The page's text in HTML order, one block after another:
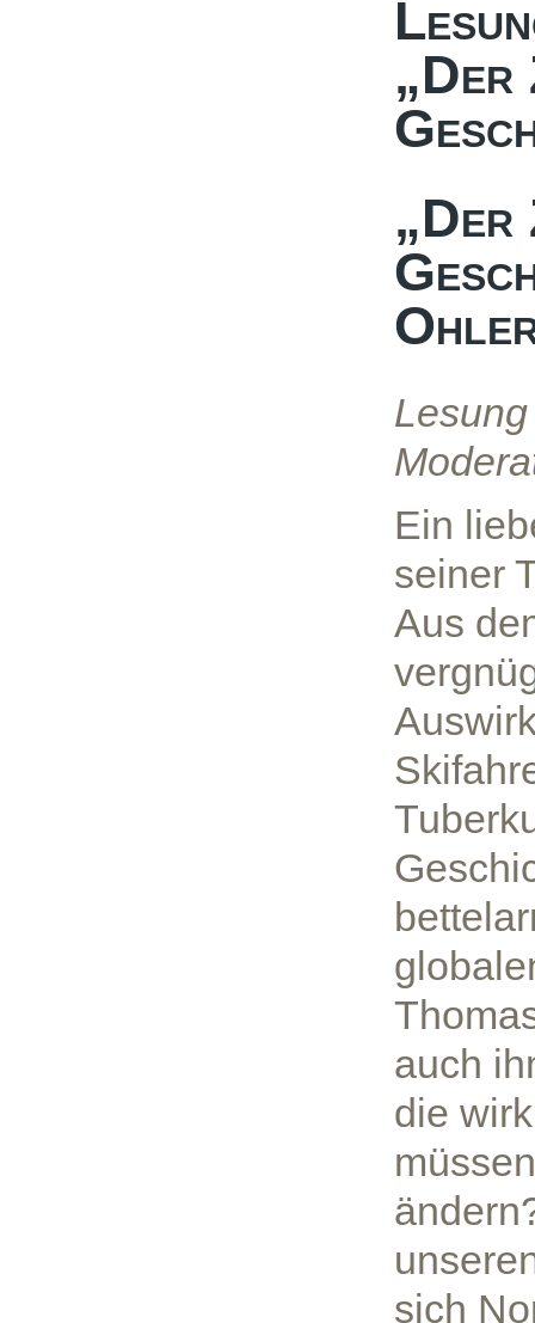
„Der
„Der
Ein
seiner
Aus
auch
die
sich